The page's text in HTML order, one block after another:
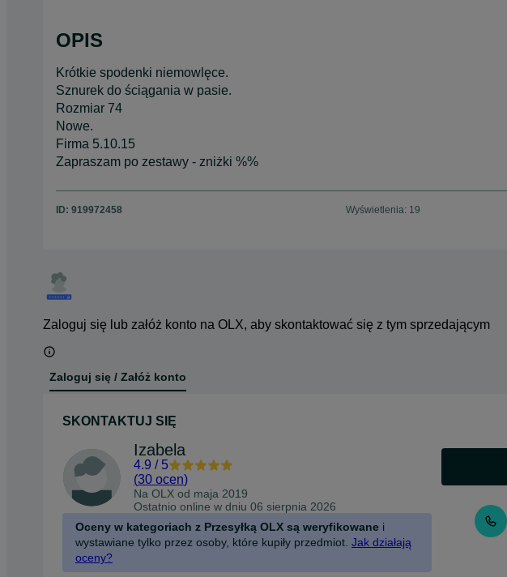
OPIS
Krótkie spodenki niemowlęce.
Sznurek do ściągania w pasie.
Rozmiar 74
Nowe.
Firma 5.10.15
Zapraszam po zestawy - zniżki %%
ID: 919972458 Wyświetlenia: 19
Zaloguj się lub załóż konto na OLX, aby skontaktować się z tym sprzedającym
Zaloguj się / Załóż konto
SKONTAKTUJ SIĘ
Izabela
4.9 / 5
(30 ocen)
Na OLX od maja 2019
Ostatnio online w dniu 06 sierpnia 2026
Oceny w kategoriach z Przesyłką OLX są weryfikowane i
wystawiane tylko przez osoby, które kupiły przedmiot. Jak działają
oceny?